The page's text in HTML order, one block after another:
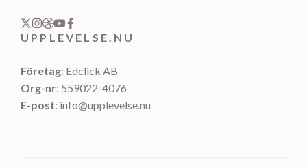
UPPLEVELSE.NU
Företag: Edclick AB
Org-nr: 559022-4076
E-post: info@upplevelse.nu